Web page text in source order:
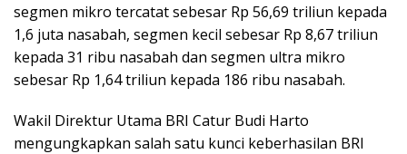
segmen mikro tercatat sebesar Rp 56,69 triliun kepada
1,6 juta nasabah, segmen kecil sebesar Rp 8,67 triliun
kepada 31 ribu nasabah dan segmen ultra mikro
sebesar Rp 1,64 triliun kepada 186 ribu nasabah.
Wakil Direktur Utama BRI Catur Budi Harto
mengungkapkan salah satu kunci keberhasilan BRI